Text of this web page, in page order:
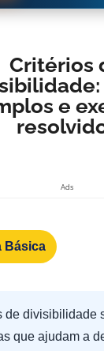
Critérios
e
Ads
Básica
de divisibilidade
que ajudam a